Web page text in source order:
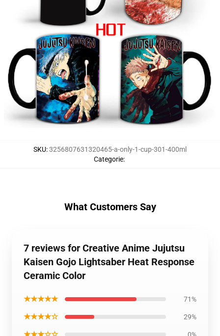
SKU:3256807631320465-a-only-1-cup-301-400ml
Categorie:
What Customers Say
7 reviews for Creative Anime Jujutsu
Kaisen Gojo Lightsaber Heat Response
Ceramic Color
★★★★★ 71%
★★★★☆ 29%